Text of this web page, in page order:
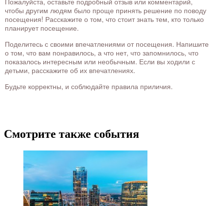
чтобы другим людям было проще принять решение по поводу
посещения! Расскажите о том, что стоит знать тем, кто только
планирует посещение.
Поделитесь с своими впечатлениями от посещения. Напишите
о том, что вам понравилось, а что нет, что запомнилось, что
показалось интересным или необычным. Если вы ходили с
детьми, расскажите об их впечатлениях.
Будьте корректны, и соблюдайте правила приличия.
Смотрите также события